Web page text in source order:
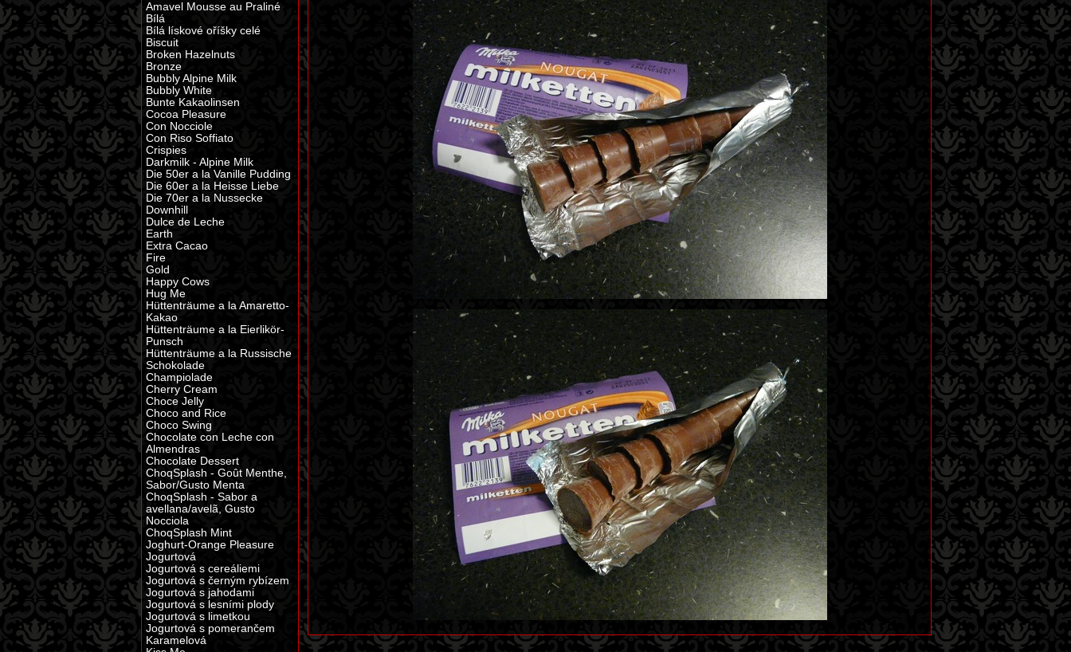
Amavel Mousse au Praliné
Bílá
Bílá lískové oříšky celé
Biscuit
Broken Hazelnuts
Bronze
Bubbly Alpine Milk
Bubbly White
Bunte Kakaolinsen
Cocoa Pleasure
Con Nocciole
Con Riso Soffiato
Crispies
Darkmilk - Alpine Milk
Die 50er a la Vanille Pudding
Die 60er a la Heisse Liebe
Die 70er a la Nussecke
Downhill
Dulce de Leche
Earth
Extra Cacao
Fire
Gold
Happy Cows
Hug Me
Hüttenträume a la Amaretto-
Kakao
Hüttenträume a la Eierlikör-
Punsch
Hüttenträume a la Russische
Schokolade
Champiolade
Cherry Cream
Choce Jelly
Choco and Rice
Choco Swing
Chocolate con Leche con
Almendras
Chocolate Dessert
ChoqSplash - Goût Menthe,
Sabor/Gusto Menta
ChoqSplash - Sabor a
avellana/avelã, Gusto
Nocciola
ChoqSplash Mint
Joghurt-Orange Pleasure
Jogurtová
Jogurtová s cereáliemi
Jogurtová s černým rybízem
Jogurtová s jahodami
Jogurtová s lesními plody
Jogurtová s limetkou
Jogurtová s pomerančem
Karamelová